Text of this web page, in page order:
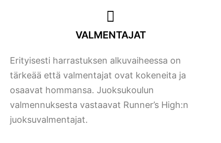
VALMENTAJAT
Erityisesti harrastuksen alkuvaiheessa on
tärkeää että valmentajat ovat kokeneita ja
osaavat hommansa. Juoksukoulun
valmennuksesta vastaavat Runner’s High:n
juoksuvalmentajat.